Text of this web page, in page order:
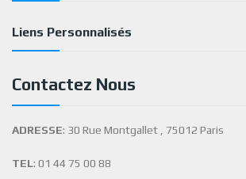
Liens Personnalisés
Contactez Nous
ADRESSE: 30 Rue Montgallet , 75012 Paris
TEL: 01 44 75 00 88